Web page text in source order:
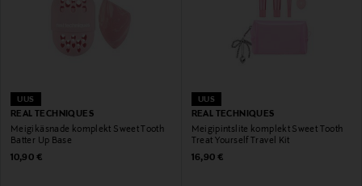
UUS
REAL TECHNIQUES
Meigikäsnade komplekt Sweet Tooth
Batter Up Base
Original Price
10,90 €
UUS
REAL TECHNIQUES
Meigipintslite komplekt Sweet Tooth
Treat Yourself Travel Kit
Original Price
16,90 €